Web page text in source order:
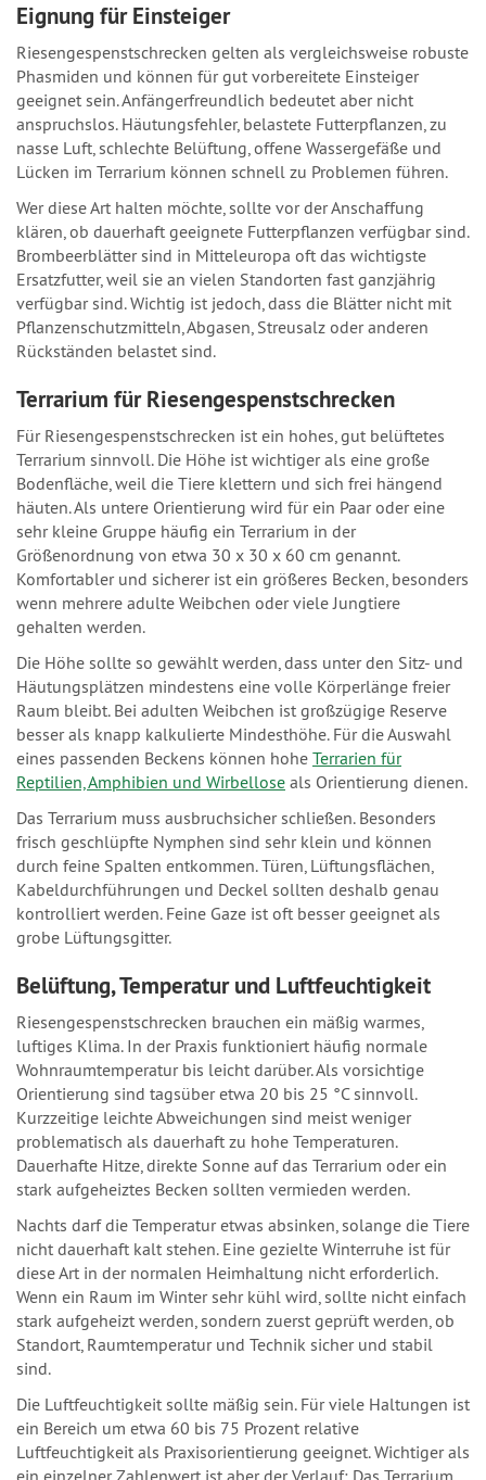
Eignung für Einsteiger
Riesengespenstschrecken gelten als vergleichsweise robuste
Phasmiden und können für gut vorbereitete Einsteiger
geeignet sein. Anfängerfreundlich bedeutet aber nicht
anspruchslos. Häutungsfehler, belastete Futterpflanzen, zu
nasse Luft, schlechte Belüftung, offene Wassergefäße und
Lücken im Terrarium können schnell zu Problemen führen.
Wer diese Art halten möchte, sollte vor der Anschaffung
klären, ob dauerhaft geeignete Futterpflanzen verfügbar sind.
Brombeerblätter sind in Mitteleuropa oft das wichtigste
Ersatzfutter, weil sie an vielen Standorten fast ganzjährig
verfügbar sind. Wichtig ist jedoch, dass die Blätter nicht mit
Pflanzenschutzmitteln, Abgasen, Streusalz oder anderen
Rückständen belastet sind.
Terrarium für Riesengespenstschrecken
Für Riesengespenstschrecken ist ein hohes, gut belüftetes
Terrarium sinnvoll. Die Höhe ist wichtiger als eine große
Bodenfläche, weil die Tiere klettern und sich frei hängend
häuten. Als untere Orientierung wird für ein Paar oder eine
sehr kleine Gruppe häufig ein Terrarium in der
Größenordnung von etwa 30 x 30 x 60 cm genannt.
Komfortabler und sicherer ist ein größeres Becken, besonders
wenn mehrere adulte Weibchen oder viele Jungtiere
gehalten werden.
Die Höhe sollte so gewählt werden, dass unter den Sitz- und
Häutungsplätzen mindestens eine volle Körperlänge freier
Raum bleibt. Bei adulten Weibchen ist großzügige Reserve
besser als knapp kalkulierte Mindesthöhe. Für die Auswahl
eines passenden Beckens können hohe Terrarien für
Reptilien, Amphibien und Wirbellose als Orientierung dienen.
Das Terrarium muss ausbruchsicher schließen. Besonders
frisch geschlüpfte Nymphen sind sehr klein und können
durch feine Spalten entkommen. Türen, Lüftungsflächen,
Kabeldurchführungen und Deckel sollten deshalb genau
kontrolliert werden. Feine Gaze ist oft besser geeignet als
grobe Lüftungsgitter.
Belüftung, Temperatur und Luftfeuchtigkeit
Riesengespenstschrecken brauchen ein mäßig warmes,
luftiges Klima. In der Praxis funktioniert häufig normale
Wohnraumtemperatur bis leicht darüber. Als vorsichtige
Orientierung sind tagsüber etwa 20 bis 25 °C sinnvoll.
Kurzzeitige leichte Abweichungen sind meist weniger
problematisch als dauerhaft zu hohe Temperaturen.
Dauerhafte Hitze, direkte Sonne auf das Terrarium oder ein
stark aufgeheiztes Becken sollten vermieden werden.
Nachts darf die Temperatur etwas absinken, solange die Tiere
nicht dauerhaft kalt stehen. Eine gezielte Winterruhe ist für
diese Art in der normalen Heimhaltung nicht erforderlich.
Wenn ein Raum im Winter sehr kühl wird, sollte nicht einfach
stark aufgeheizt werden, sondern zuerst geprüft werden, ob
Standort, Raumtemperatur und Technik sicher und stabil
sind.
Die Luftfeuchtigkeit sollte mäßig sein. Für viele Haltungen ist
ein Bereich um etwa 60 bis 75 Prozent relative
Luftfeuchtigkeit als Praxisorientierung geeignet. Wichtiger als
ein einzelner Zahlenwert ist aber der Verlauf: Das Terrarium